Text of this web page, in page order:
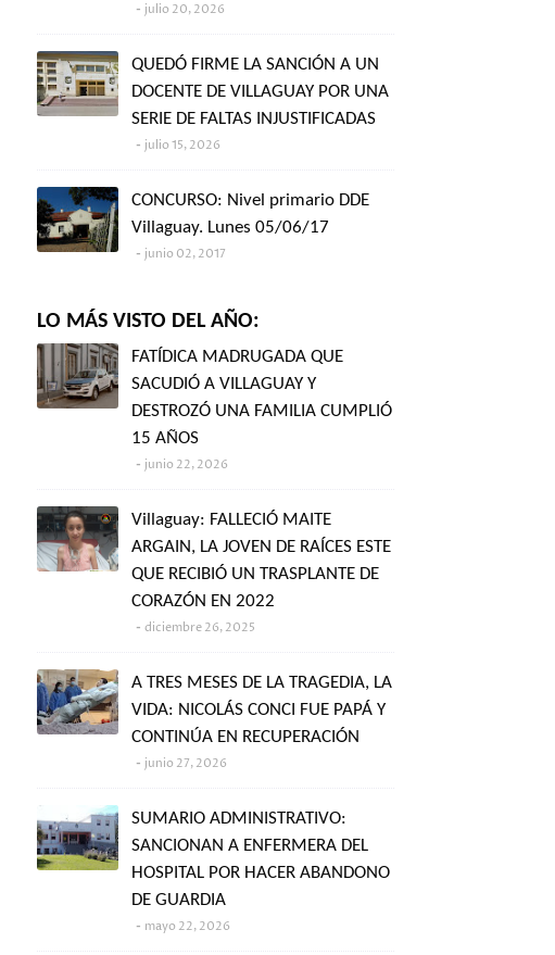
julio 20, 2026
QUEDÓ FIRME LA SANCIÓN A UN
DOCENTE DE VILLAGUAY POR UNA
SERIE DE FALTAS INJUSTIFICADAS
julio 15, 2026
CONCURSO: Nivel primario DDE
Villaguay. Lunes 05/06/17
junio 02, 2017
LO MÁS VISTO DEL AÑO:
FATÍDICA MADRUGADA QUE
SACUDIÓ A VILLAGUAY Y
DESTROZÓ UNA FAMILIA CUMPLIÓ
15 AÑOS
junio 22, 2026
Villaguay: FALLECIÓ MAITE
ARGAIN, LA JOVEN DE RAÍCES ESTE
QUE RECIBIÓ UN TRASPLANTE DE
CORAZÓN EN 2022
diciembre 26, 2025
A TRES MESES DE LA TRAGEDIA, LA
VIDA: NICOLÁS CONCI FUE PAPÁ Y
CONTINÚA EN RECUPERACIÓN
junio 27, 2026
SUMARIO ADMINISTRATIVO:
SANCIONAN A ENFERMERA DEL
HOSPITAL POR HACER ABANDONO
DE GUARDIA
mayo 22, 2026